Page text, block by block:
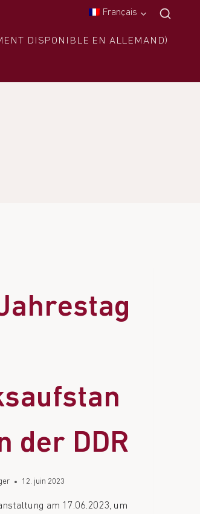
Français
DISPONIBLE EN ALLEMAND)
der DDR
12. juin 2023
am 17.06.2023, um